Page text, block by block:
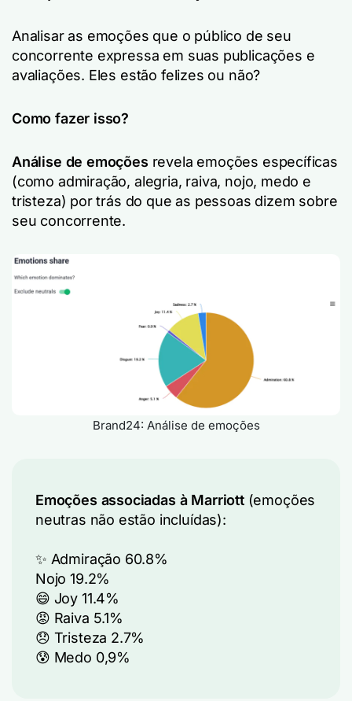
Analisar as emoções que o público de seu
concorrente expressa em suas publicações e
avaliações. Eles estão felizes ou não?
Como fazer isso?
Análise de emoções revela emoções específicas
(como admiração, alegria, raiva, nojo, medo e
tristeza) por trás do que as pessoas dizem sobre
seu concorrente.
Brand24: Análise de emoções
Emoções associadas à Marriott (emoções
neutras não estão incluídas):
✨ Admiração 60.8%
Nojo 19.2%
😄 Joy 11.4%
😡 Raiva 5.1%
😞 Tristeza 2.7%
😰 Medo 0,9%